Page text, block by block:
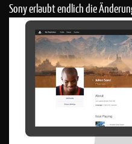
Sony erlaubt endlich die